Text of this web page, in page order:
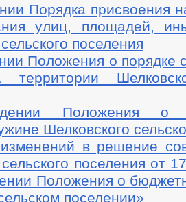
Порядка присвоения
улиц, площадей,
поселения
Положения о порядке
Положения о
Шелковского
в решение
сельского поселения от
Положения о
поселении»